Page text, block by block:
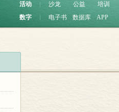
活动 沙龙 公益
培训
数字
电子书 数据库 APP